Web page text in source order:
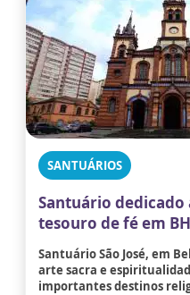
SANTUÁRIOS
Santuário dedicado
tesouro de fé em BH
Santuário São José, em
arte sacra e
importantes destinos